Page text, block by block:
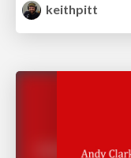
keithpitt